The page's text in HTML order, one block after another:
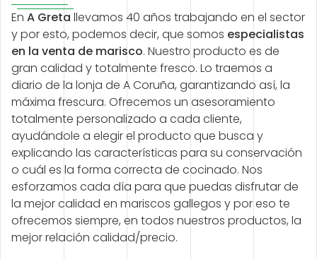
En A Greta llevamos 40 años trabajando en el sector
y por esto, podemos decir, que somos especialistas
en la venta de marisco. Nuestro producto es de
gran calidad y totalmente fresco. Lo traemos a
diario de la lonja de A Coruña, garantizando así, la
máxima frescura. Ofrecemos un asesoramiento
totalmente personalizado a cada cliente,
ayudándole a elegir el producto que busca y
explicando las características para su conservación
o cuál es la forma correcta de cocinado. Nos
esforzamos cada día para que puedas disfrutar de
la mejor calidad en mariscos gallegos y por eso te
ofrecemos siempre, en todos nuestros productos, la
mejor relación calidad/precio.